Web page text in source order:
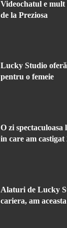
Videochatul e
de la Preziosa
Lucky Studio
pentru o femeie
O zi spectaculoasa
in care am castigat
Alaturi de Lucky
cariera, am aceasta